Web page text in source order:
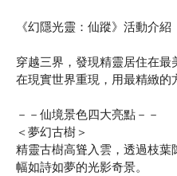
《幻隱光靈：仙蹤》活動介紹
穿越三界，發現精靈居住在
在現實世界重現，用最精緻的
－－仙境景色四大亮點－－
＜夢幻古樹＞
精靈古樹高聳入雲，透過枝
幅如詩如夢的光影奇景。